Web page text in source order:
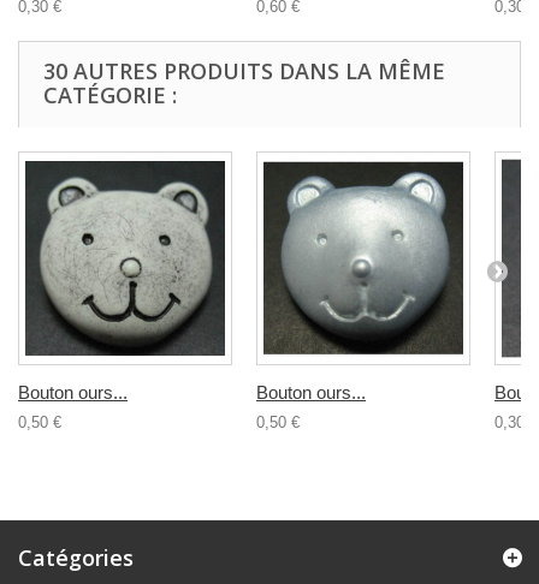
0,30 €
0,60 €
0,30 €
30 AUTRES PRODUITS DANS LA MÊME
CATÉGORIE :
Bouton ours...
0,50 €
Bouton ours...
0,50 € 0,30 €
Catégories